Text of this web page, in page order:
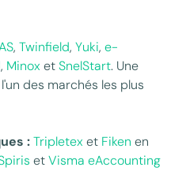
,Twinfield,Yuki,e-
, Minox etSnelStart. Une
des marchés les plus
: Tripletex et Fiken en
etVisma eAccounting